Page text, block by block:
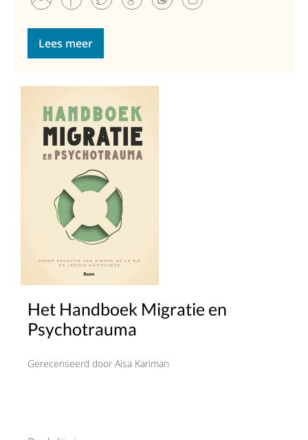
Lees meer
Het Handboek Migratie en
Psychotrauma
Gerecenseerd door Aisa Kariman